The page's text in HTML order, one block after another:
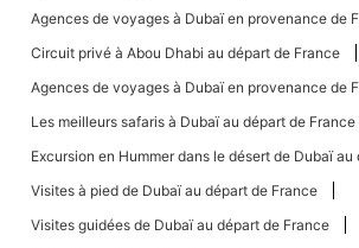
Agences de voyages à Dubaï en provenance de
Circuit privé à Abou Dhabi au départ de France
Agences de voyages à Dubaï en provenance de
Les meilleurs safaris à Dubaï au départ de France
Excursion en Hummer dans le désert de Dubaï
Visites à pied de Dubaï au départ de France
Visites guidées de Dubaï au départ de France